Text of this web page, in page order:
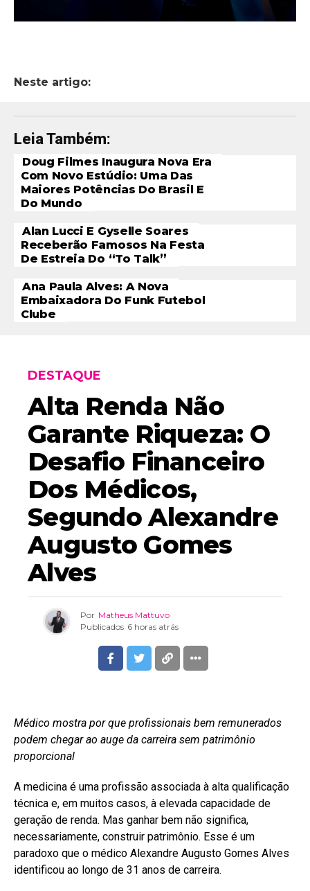
Neste artigo:
Leia Também:
Doug Filmes Inaugura Nova Era
Com Novo Estúdio: Uma Das
Maiores Potências Do Brasil E
Do Mundo
Alan Lucci E Gyselle Soares
Receberão Famosos Na Festa
De Estreia Do “To Talk”
Ana Paula Alves: A Nova
Embaixadora Do Funk Futebol
Clube
DESTAQUE
Alta Renda Não
Garante Riqueza: O
Desafio Financeiro
Dos Médicos,
Segundo Alexandre
Augusto Gomes
Alves
Por Matheus Mattuvo
Publicados 6 horas atrás
Médico mostra por que profissionais bem remunerados
podem chegar ao auge da carreira sem patrimônio
proporcional
A medicina é uma profissão associada à alta qualificação
técnica e, em muitos casos, à elevada capacidade de
geração de renda. Mas ganhar bem não significa,
necessariamente, construir patrimônio. Esse é um
paradoxo que o médico Alexandre Augusto Gomes Alves
identificou ao longo de 31 anos de carreira.